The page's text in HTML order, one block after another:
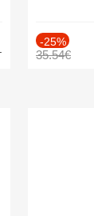
-25%
35.54€